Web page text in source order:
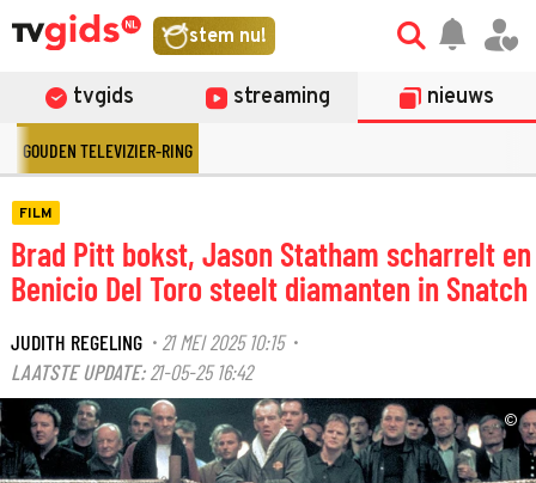
stem nu!
tvgids streaming nieuws
GOUDEN TELEVIZIER-RING
FILM
Brad Pitt bokst, Jason Statham scharrelt en
Benicio Del Toro steelt diamanten in Snatch
JUDITH REGELING · 21 MEI 2025 10:15·
LAATSTE UPDATE: 21-05-25 16:42
©